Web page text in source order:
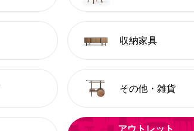
収納家具
その他・雑貨